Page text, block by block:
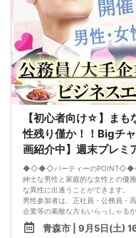
【初心者向け☆】まも
性残り僅か！！Bigチ
画紹介中】週末プレミ
◆◇◆◇パーティーの
紳士な男性と家庭的な女性との優
な異性に出逢うことができます。
男性参加者は、正社員・公務員・
企業等の素敵な方もいらっしゃる
ゆったりとお話できる空間は、恋
飲食付きなので男女の関係が深ま
青森市 | 9月5日(土)